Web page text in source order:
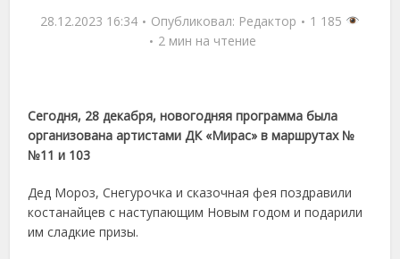
28.12.2023 16:34 Опубликовал: Редактор
1 185
2 мин на чтение
Сегодня, 28 декабря,новогодняя программа была
организована артистами ДК «Мирас» в маршрутах№
№11 и 103
Дед Мороз, Снегурочка и сказочная фея поздравили
костанайцев с наступающим Новым годом и подарили
им сладкие призы.